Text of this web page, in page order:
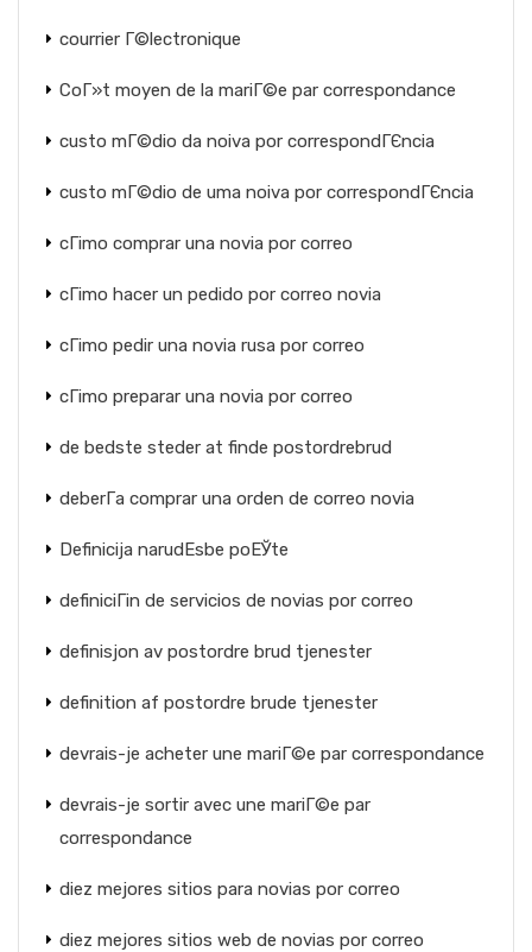
courrier Г©lectronique
CoГ»t moyen de la mariГ©e par correspondance
custo mГ©dio da noiva por correspondГЄncia
custo mГ©dio de uma noiva por correspondГЄncia
cГіmo comprar una novia por correo
cГіmo hacer un pedido por correo novia
cГіmo pedir una novia rusa por correo
cГіmo preparar una novia por correo
de bedste steder at finde postordrebrud
deberГ­a comprar una orden de correo novia
Definicija narudЕѕbe poЕЎte
definiciГіn de servicios de novias por correo
definisjon av postordre brud tjenester
definition af postordre brude tjenester
devrais-je acheter une mariГ©e par correspondance
devrais-je sortir avec une mariГ©e par
correspondance
diez mejores sitios para novias por correo
diez mejores sitios web de novias por correo